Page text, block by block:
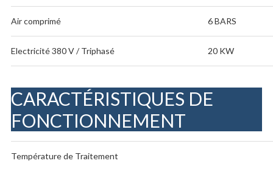
Air comprimé 6 BARS
Electricité 380 V / Triphasé 20 KW
CARACTÉRISTIQUES DE
FONCTIONNEMENT
Température de Traitement